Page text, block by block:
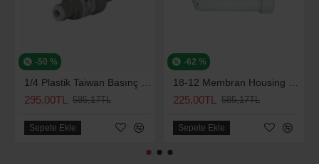
-50 %
295,00TL 585,17TL
Sepete Ekle
-62 %
225,00TL 585,17TL
Sepete Ekle